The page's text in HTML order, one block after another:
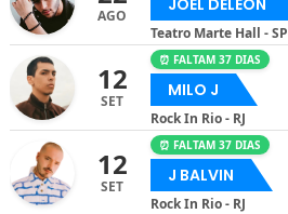
AGO
Teatro Marte Hall - SP
12
SET
⏰ FALTAM 37 DIAS
MILO J
Rock In Rio - RJ
12
SET
⏰ FALTAM 37 DIAS
J BALVIN
Rock In Rio - RJ